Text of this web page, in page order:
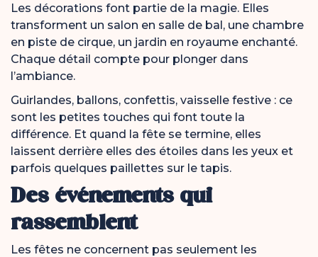
Les décorations font partie de la magie. Elles
transforment un salon en salle de bal, une chambre
en piste de cirque, un jardin en royaume enchanté.
Chaque détail compte pour plonger dans
l’ambiance.
Guirlandes, ballons, confettis, vaisselle festive : ce
sont les petites touches qui font toute la
différence. Et quand la fête se termine, elles
laissent derrière elles des étoiles dans les yeux et
parfois quelques paillettes sur le tapis.
Des événements qui
rassemblent
Les fêtes ne concernent pas seulement les